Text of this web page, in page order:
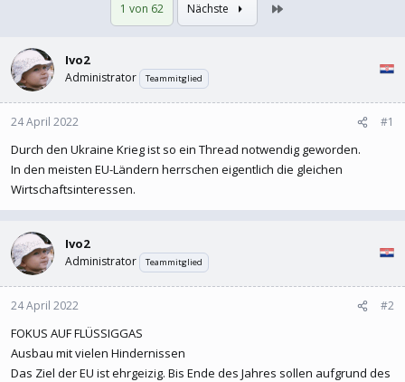
e
r
t
a
1 von 62 Nächste
Ivo2
Administrator Teammitglied
24 April 2022 #1
Durch den Ukraine Krieg ist so ein Thread notwendig geworden.
In den meisten EU-Ländern herrschen eigentlich die gleichen
Wirtschaftsinteressen.
Ivo2
Administrator Teammitglied
24 April 2022 #2
FOKUS AUF FLÜSSIGGAS
Ausbau mit vielen Hindernissen
Das Ziel der EU ist ehrgeizig. Bis Ende des Jahres sollen aufgrund des